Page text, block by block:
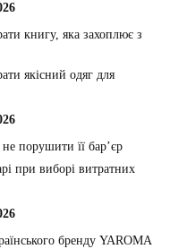
книгу, яка захоплює з
якісний одяг для
порушити її бар’єр
при виборі витратних
бренду YAROMA